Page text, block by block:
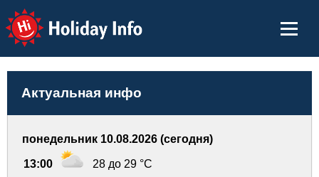
Holiday Info
Актуальная инфо
понедельник 10.08.2026 (сегодня)
13:00 28 до 29 °C